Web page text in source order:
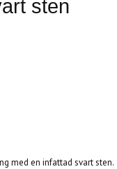
sten
med en infattad svart sten.